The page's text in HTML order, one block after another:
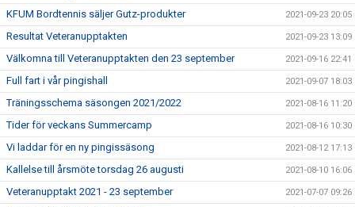
KFUM Bordtennis säljer Gutz-produkter 2021-09-23 20:05
Resultat Veteranupptakten 2021-09-23 13:09
Välkomna till Veteranupptakten den 23 september 2021-09-16 22:41
Full fart i vår pingishall 2021-09-07 18:03
Träningsschema säsongen 2021/2022 2021-08-16 11:20
Tider för veckans Summercamp 2021-08-16 10:30
Vi laddar för en ny pingissäsong 2021-08-12 17:13
Kallelse till årsmöte torsdag 26 augusti 2021-08-10 16:06
Veteranupptakt 2021 - 23 september 2021-07-07 09:26